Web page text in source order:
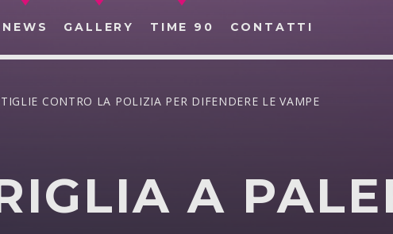
NEWS GALLERY TIME 90 CONTATTI
CERCA NEL SITO WEB:
CONTRO LA POLIZIA PER DIFENDERE LE VAMPE
A